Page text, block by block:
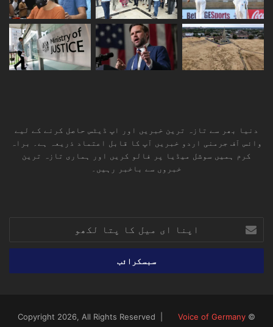
دنیا بھر سے تازہ ترین خبریں اور اپ ڈیٹس حاصل کرنے کے لیے
وائس آف جرمنی اردو خبریں آپ کا قابل اعتماد ذریعہ ہے۔ براہ
کرم ہمیں سوشل میڈیا پر فالو کریں اور ہماری تازہ ترین
خبروں سے باخبر رہیں۔
ای
میل
پتا
© Copyright 2026, All Rights Reserved |
Voice of Germany